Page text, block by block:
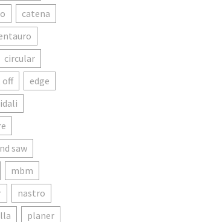
catena
circular
off
edge
saw
mbm
nastro
planer